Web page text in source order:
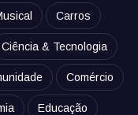
Carros
Ciência & Tecnologia
Comércio
Educação